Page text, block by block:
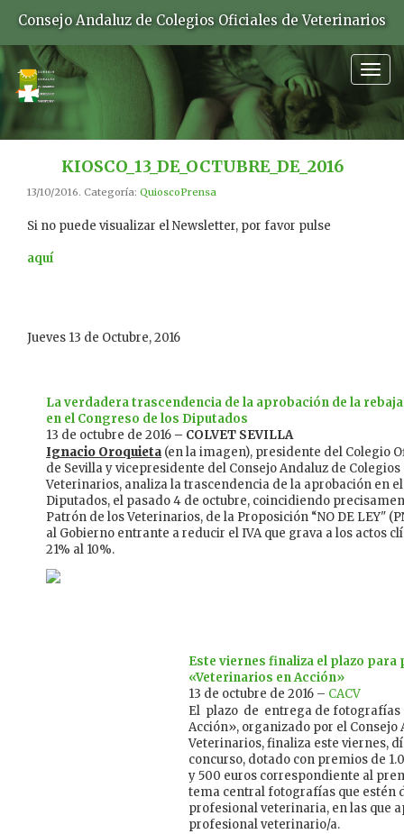
Consejo Andaluz de Colegios Oficiales de Veterinarios
KIOSCO_13_DE_OCTUBRE_DE_2016
13/10/2016. Categoría: QuioscoPrensa
Si no puede visualizar el Newsletter, por favor pulse
aquí
Jueves 13 de Octubre, 2016
La verdadera trascendencia de la aprobación de la
en el Congreso de los Diputados
13 de octubre de 2016 – COLVET SEVILLA
Ignacio Oroquieta (en la imagen), presidente del Colegio
de Sevilla y vicepresidente del Consejo Andaluz de
Veterinarios, analiza la trascendencia de la aprobación en
Diputados, el pasado 4 de octubre, coincidiendo
Patrón de los Veterinarios, de la Proposición “NO DE LEY"
al Gobierno entrante a reducir el IVA que grava a los actos
21% al 10%.
Este viernes finaliza el plazo
«Veterinarios en Acción»
13 de octubre de 2016 – CACV
El plazo de entrega de fotografías
Acción», organizado por el Consejo
Veterinarios, finaliza este viernes,
concurso, dotado con premios de
y 500 euros correspondiente al
tema central fotografías que estén
profesional veterinaria, en las que
profesional veterinario/a.